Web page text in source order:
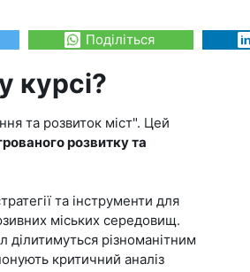
Поділіться
курсі?
та розвиток міст". Цей
розвитку та
та інструменти для
міських середовищ.
ділитимуться різноманітним
критичний аналіз